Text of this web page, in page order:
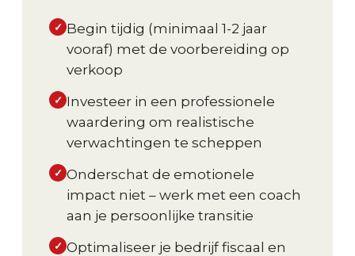
✓ Begin tijdig (minimaal 1-2 jaar
vooraf) met de voorbereiding op
verkoop
✓ Investeer in een professionele
waardering om realistische
verwachtingen te scheppen
✓ Onderschat de emotionele
impact niet – werk met een coach
aan je persoonlijke transitie
✓ Optimaliseer je bedrijf fiscaal en